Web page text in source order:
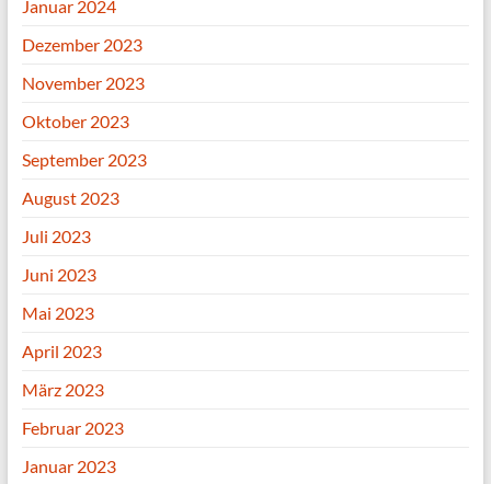
Januar 2024
Dezember 2023
November 2023
Oktober 2023
September 2023
August 2023
Juli 2023
Juni 2023
Mai 2023
April 2023
März 2023
Februar 2023
Januar 2023